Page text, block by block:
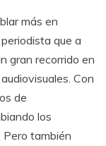
más en
que a
gran recorrido en
Con
de
los
Pero también